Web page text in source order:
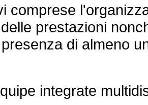
comprese
prestazioni
di almeno
integrate